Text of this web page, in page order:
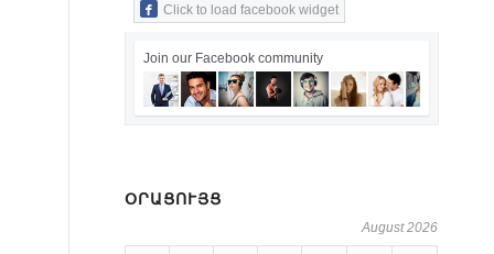
Click to load facebook widget
Join our Facebook community
ՕՐԱՑՈՒՅՑ
August 2026